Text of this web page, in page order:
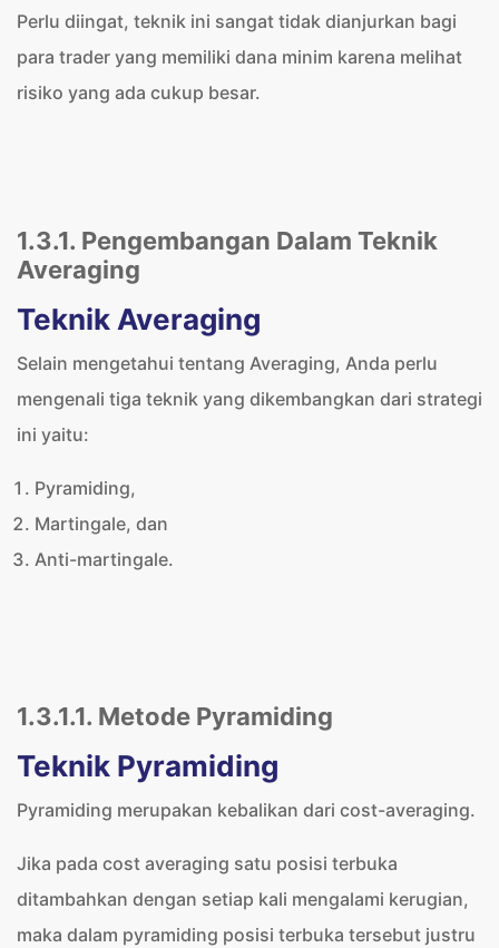
Perlu diingat, teknik ini sangat tidak dianjurkan bagi
para trader yang memiliki dana minim karena melihat
risiko yang ada cukup besar.
1.3.1. Pengembangan Dalam Teknik
Averaging
Teknik Averaging
Selain mengetahui tentang Averaging, Anda perlu
mengenali tiga teknik yang dikembangkan dari strategi
ini yaitu:
Pyramiding,
Martingale, dan
Anti-martingale.
1.3.1.1. Metode Pyramiding
Teknik Pyramiding
Pyramiding merupakan kebalikan dari cost-averaging.
Jika pada cost averaging satu posisi terbuka
ditambahkan dengan setiap kali mengalami kerugian,
maka dalam pyramiding posisi terbuka tersebut justru